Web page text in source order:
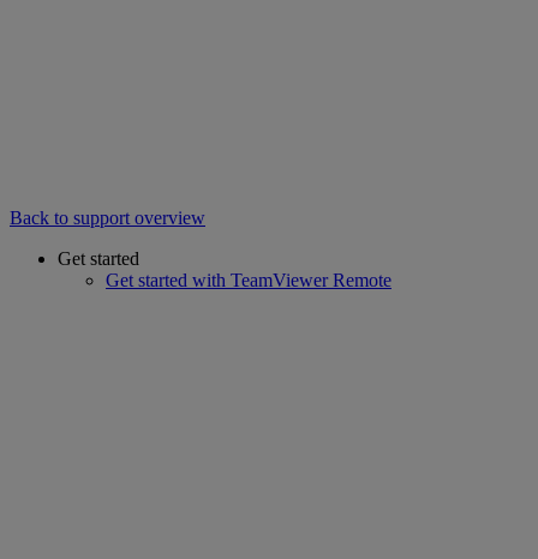
Back to support overview
Get started
Get started with TeamViewer Remote